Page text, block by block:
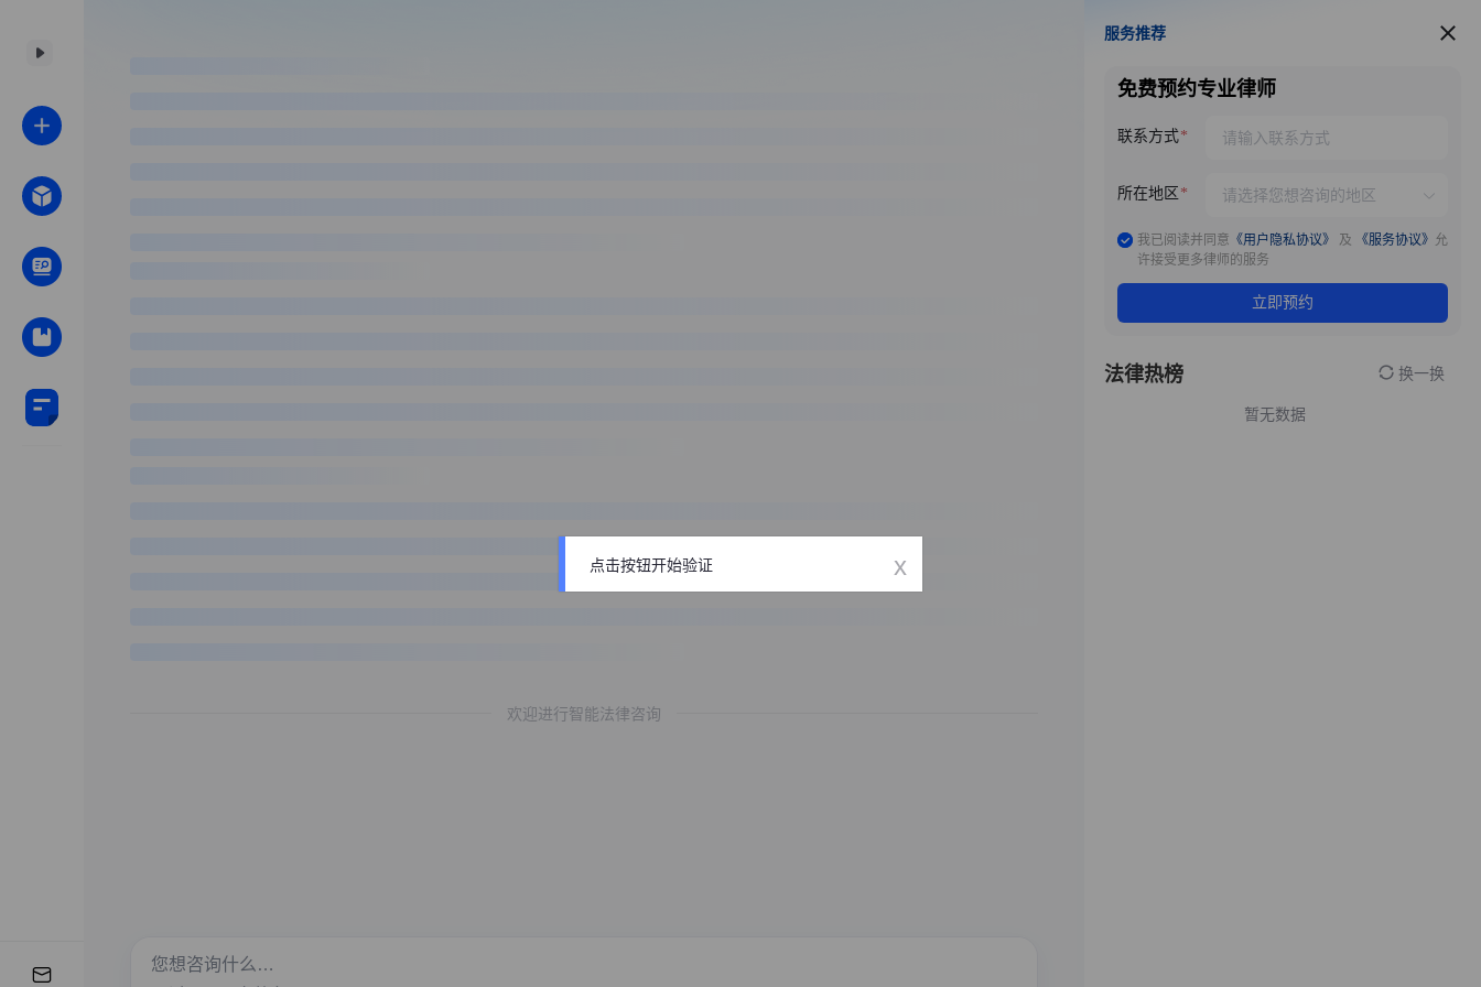
欢迎进行智能法律咨询
服务推荐
服务推荐
免费预约专业律师
联系方式
所在地区
我已阅读并同意 《用户隐私协议》 及 《服务协议》 允
许接受更多律师的服务
立即预约
法律热榜 换一换
暂无数据
点击按钮开始验证 x